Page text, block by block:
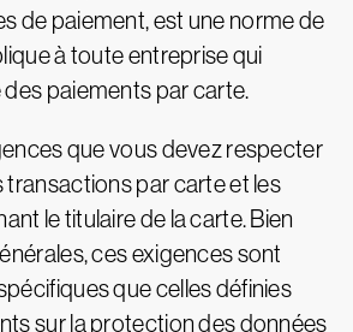
de paiement, est une norme de
à toute entreprise qui
paiements par carte.
que vous devez respecter
par carte et les
le titulaire de la carte. Bien
ces exigences sont
que celles définies
sur la protection des données